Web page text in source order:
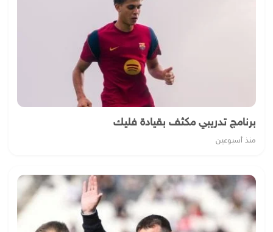
برنامج تدريبي مكثف بقيادة فليك
منذ أسبوعين